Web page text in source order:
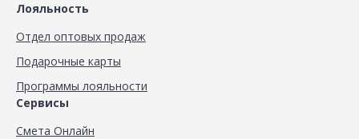
Лояльность
Отдел оптовых продаж
Подарочные карты
Программы лояльности
Сервисы
Смета Онлайн